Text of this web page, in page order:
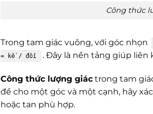
Công thức
Trong tam giác vuông, với góc nhọn
= kề / đối
. Đây là nền tảng giúp liên
Công thức lượng giác trong tam
đề cho một góc và một cạnh, hãy
hoặc tan phù hợp.